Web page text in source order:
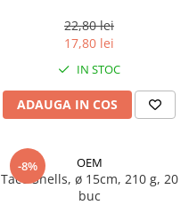
22,80 lei
17,80 lei
IN STOC
ADAUGA IN COS
-8% OEM
Taco Shells, ø 15cm, 210 g, 20
buc